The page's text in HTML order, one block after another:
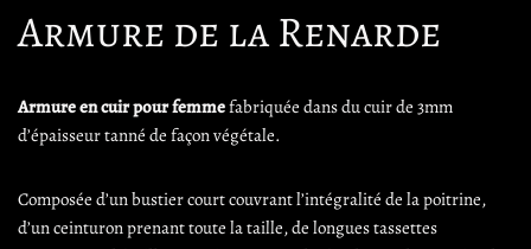
Armure de la Renarde
Armure en cuir pour femmefabriquée dans du cuir de 3mm
d’épaisseur tanné de façon végétale.
Composée d’un bustier court couvrant l’intégralité de la poitrine,
d’un ceinturon prenant toute la taille, de longues tassettes